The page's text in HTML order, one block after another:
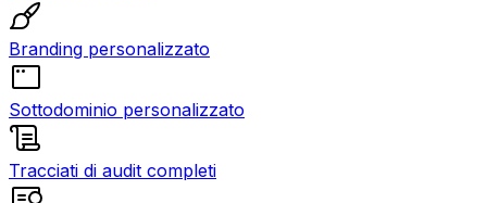
Branding personalizzato
Sottodominio personalizzato
Tracciati di audit completi